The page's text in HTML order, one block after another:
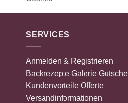
SERVICES
Anmelden & Registrieren
Backrezepte Galerie
Kundenvorteile Offerte
Versandinformationen